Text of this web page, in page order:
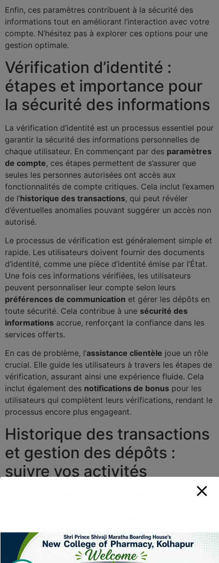
Enfin, ces paramètres contribuent à la sécurité des
informations tout en améliorant l’interaction avec votre
compte. N’hésitez pas à explorer ces options pour une
gestion optimale.
Vérification d’identité :
étapes et importance pour
la sécurité des informations
La vérification d’identité est un processus essentiel pour
garantir la sécurité des informations personnelles de
chaque utilisateur. En commençant par des paramètres
de compte, ces étapes permettent de s’assurer que
seules les personnes autorisées ont accès aux
fonctionnalités de compte critiques. Cela inclut l’examen
de l’historique des transactions, qui peut révéler
d’éventuelles anomalies pouvant suggérer un accès non
autorisé.
Le processus de vérification est généralement simple et
rapide. Les utilisateurs doivent fournir des documents
d’identité, comme une pièce d’identité émise par l’État.
Une fois ces informations vérifiées, les utilisateurs
peuvent personnaliser leur compte selon leurs
préférences de communication et gérer les dépôts en
toute sécurité. Cela contribue à une sécurité des
informations accrue, renforçant la confiance dans les
services offerts.
En cas de problème, l’assistance clientèle joue un rôle
crucial. Elle guide les utilisateurs à travers les étapes de
vérification, assurant ainsi une expérience fluide. Cela
inclut également des notifications de bonus pour les
utilisateurs qui complètent leurs vérifications, rendant le
processus encore plus engageant.
Historique des transactions
et gestion des dépôts :
suivre vos activités
est essentiel
transactions, qu’elles soient récentes ou plus anciennes.
Lavérification d’identitépermet également d’assurer la